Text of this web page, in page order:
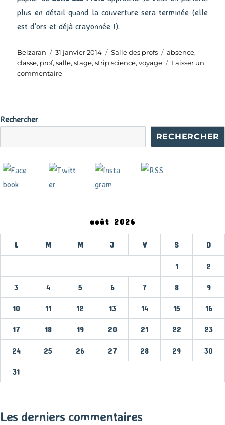
plus en détail quand la couverture sera terminée (elle
est d’ors et déjà crayonnée !).
Auteur
Belzaran
Publié
le
31 janvier 2014 Catégories
Salle des profs Étiquettes
absence,
classe, prof,salle,stage,strip science,voyage
Laisser un
commentairesur
Comme
absence
Rechercher
RECHERCHER
août 2026
L M M J V S D
1 2
3 4 5 6 7 8 9
10 11 12 13 14 15 16
17 18 19 20 21 22 23
24 25 26 27 28 29 30
31
Les derniers commentaires